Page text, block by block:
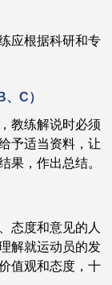
应根据科研和专
、 C）
教练解说时必须
予适当资料，让
果，作出总结。
态度和意见的人
解就运动员的发
值观和态度，十